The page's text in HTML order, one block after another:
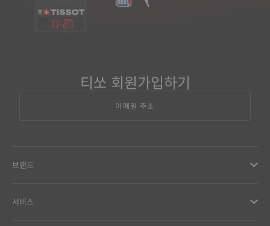
11:27
티쏘 회원가입하기
이메일 주소
브랜드
서비스